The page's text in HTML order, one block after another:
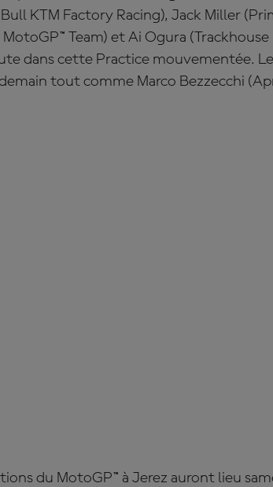
KTM Factory Racing), Jack Miller
Team) etAi Ogura (Trackhouse
dans cette Practice mouvementée.
tout comme Marco Bezzecchi
du MotoGP™ à Jerez auront lieu